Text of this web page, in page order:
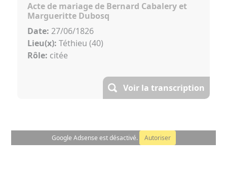
Acte de mariage de Bernard Cabalery et
Margueritte Dubosq
Date: 27/06/1826
Lieu(x): Téthieu (40)
Rôle: citée
Voir la transcription
Google Adsense est désactivé. Autoriser